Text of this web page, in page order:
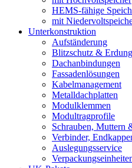
HEMS-fähige
mit
Unterkonstruktion
Aufständerung
Blitzschutz & Erdung
Dachanbindungen
Fassadenlösungen
Kabelmanagement
Metalldachplatten
Modulklemmen
Modultragprofile
Schrauben, Muttern
Verbinder,
Auslegungsservice